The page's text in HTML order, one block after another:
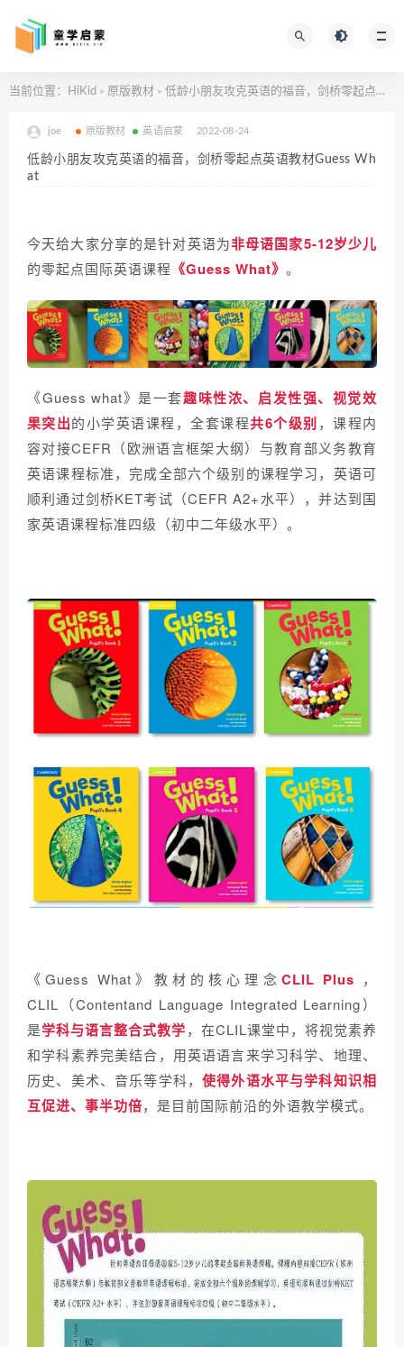
当前位置： HiKid > 原版教材 > 低龄小朋友攻克英语的福音，剑桥零起点英语教材Guess What
joe 原版教材 英语启蒙 2022-08-24
低龄小朋友攻克英语的福音，剑桥零起点英语教材Guess Wh
at
今天给大家分享的是针对英语为非母语国家5-12岁少儿
的零起点国际英语课程 《Guess What》 。
《Guess what》是一套趣味性浓、启发性强、视觉效
果突出的小学英语课程，全套课程共6个级别，课程内
容对接CEFR（欧洲语言框架大纲）与教育部义务教育
英语课程标准，完成全部六个级别的课程学习，英语可
顺利通过剑桥KET考试（CEFR A2+水平），并达到国
家英语课程标准四级（初中二年级水平）。
《Guess What》教材的核心理念 CLIL Plus ，
CLIL（Contentand Language Integrated Learning）
是学科与语言整合式教学，在CLIL课堂中，将视觉素养
和学科素养完美结合，用英语语言来学习科学、地理、
历史、美术、音乐等学科，使得外语水平与学科知识相
互促进、事半功倍，是目前国际前沿的外语教学模式。